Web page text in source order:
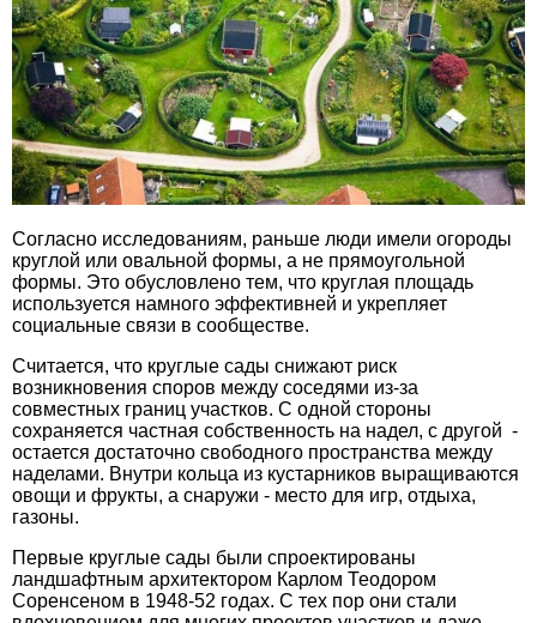
Согласно исследованиям, раньше люди имели огороды
круглой или овальной формы, а не прямоугольной
формы. Это обусловлено тем, что круглая площадь
используется намного эффективней и укрепляет
социальные связи в сообществе.
Считается, что круглые сады снижают риск
возникновения споров между соседями из-за
совместных границ участков. С одной стороны
сохраняется частная собственность на надел, с другой -
остается достаточно свободного пространства между
наделами. Внутри кольца из кустарников выращиваются
овощи и фрукты, а снаружи - место для игр, отдыха,
газоны.
Первые круглые сады были спроектированы
ландшафтным архитектором Карлом Теодором
Соренсеном в 1948-52 годах. С тех пор они стали